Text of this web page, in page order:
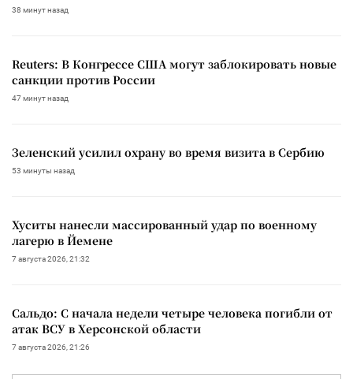
38 минут назад
Reuters: В Конгрессе США могут заблокировать новые
санкции против России
47 минут назад
Зеленский усилил охрану во время визита в Сербию
53 минуты назад
Хуситы нанесли массированный удар по военному
лагерю в Йемене
7 августа 2026, 21:32
Сальдо: С начала недели четыре человека погибли от
атак ВСУ в Херсонской области
7 августа 2026, 21:26